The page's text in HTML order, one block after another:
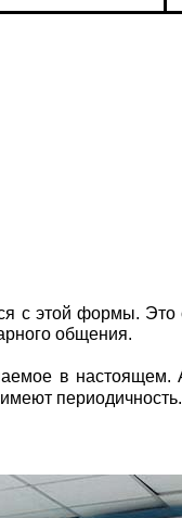
с этой формы.
общения.
в настоящем.
периодичность.